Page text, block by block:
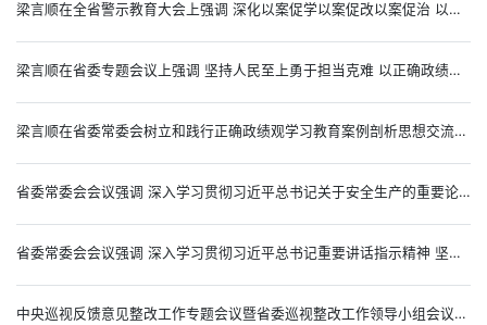
梁言顺在全省警示教育大会上强调 深化以案促学以案促改以案促治 以正确政绩观干事创业创先争优 王清宪张西明出席
梁言顺在省委专题会议上强调 坚持人民至上勇于担当克难 以正确政绩观指导推动信访积案化解 王清宪张西明唐良智出席
梁言顺在省委常委会树立和践行正确政绩观学习教育案例剖析思想交流会暨省委理论学习中心组学习会议上强调 对照正反面典型案例检身正己 真正把正确政绩观内化于心外化于行 王清宪张西明出席
省委常委会会议强调 深入学习贯彻习近平总书记关于安全生产的重要论述 盯紧压实安全生产责任确保人民群众生命财产安全 梁言顺主持并讲话
省委常委会会议强调 深入学习贯彻习近平总书记重要讲话指示精神 坚定不移深化政治巡视增强政治监督精准性有效性 梁言顺主持并讲话
中央巡视反馈意见整改工作专题会议暨省委巡视整改工作领导小组会议强调 树立和践行正确政绩观 坚决打赢巡视整改这场硬仗 梁言顺主持并讲话